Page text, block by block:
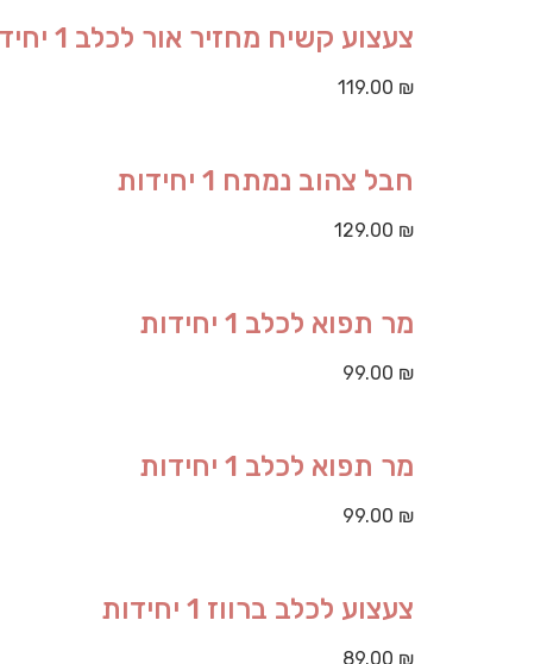
צעצוע קשיח מחזיר אור לכלב 1 יחידות
119.00 ₪
חבל צהוב נמתח 1 יחידות
129.00 ₪
מר תפוא לכלב 1 יחידות
99.00 ₪
מר תפוא לכלב 1 יחידות
99.00 ₪
צעצוע לכלב ברווז 1 יחידות
89.00 ₪